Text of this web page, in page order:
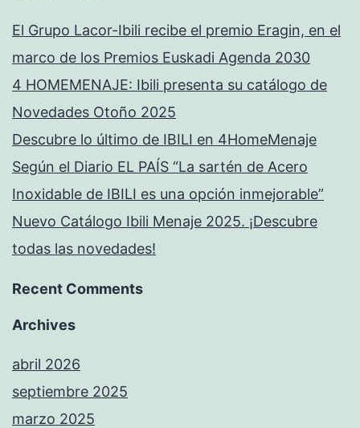
El Grupo Lacor-Ibili recibe el premio Eragin, en el
marco de los Premios Euskadi Agenda 2030
4 HOMEMENAJE: Ibili presenta su catálogo de
Novedades Otoño 2025
Descubre lo último de IBILI en 4HomeMenaje
Según el Diario EL PAÍS “La sartén de Acero
Inoxidable de IBILI es una opción inmejorable”
Nuevo Catálogo Ibili Menaje 2025. ¡Descubre
todas las novedades!
Recent Comments
Archives
abril 2026
septiembre 2025
marzo 2025